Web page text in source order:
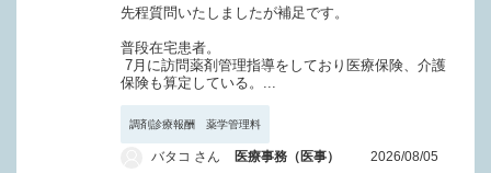
先程質問いたしましたが補足です。
普段在宅患者。
7月に訪問薬剤管理指導をしており医療保険、介護
保険も算定している。...
調剤診療報酬 薬学管理料
バタコ さん 医療事務（医事） 2026/08/05